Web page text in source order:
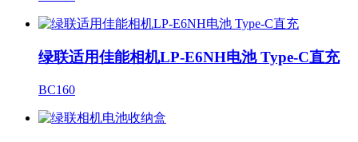
绿联适用佳能相机LP-E6NH电池 Type-C直充
BC160